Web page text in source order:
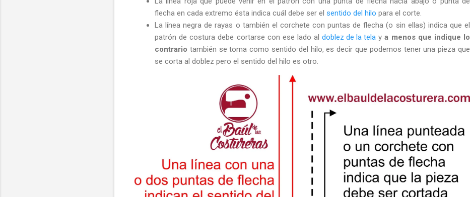
flecha en cada extremo ésta indica cuál debe ser el sentido del hilo para el corte.
La línea negra de rayas o también el corchete con puntas de flecha (o sin ellas) indica que el
patrón de costura debe cortarse con ese lado aldoblez de la tela ya menos que indique lo
contrario también se toma como sentido del hilo, es decir que podemos tener una pieza que
se corta al doblez pero el sentido del hilo es otro.